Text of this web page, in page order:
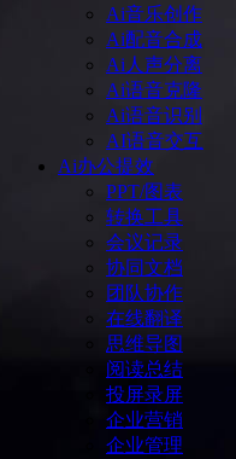
Ai音乐创作
Ai配音合成
Ai人声分离
Ai语音克隆
Ai语音识别
AI语音交互
Ai办公提效
PPT/图表
转换工具
会议记录
协同文档
团队协作
在线翻译
思维导图
阅读总结
投屏录屏
企业营销
企业管理